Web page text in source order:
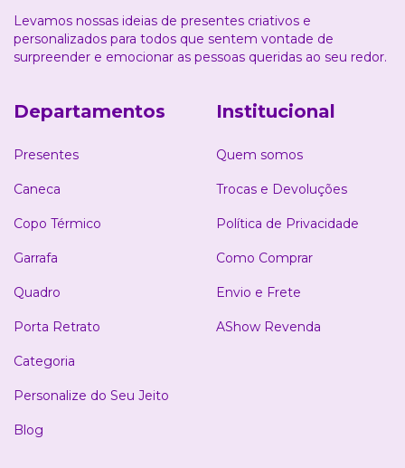
Levamos nossas ideias de presentes criativos e
personalizados para todos que sentem vontade de
surpreender e emocionar as pessoas queridas ao seu redor.
Departamentos
Presentes
Caneca
Copo Térmico
Garrafa
Quadro
Porta Retrato
Categoria
Personalize do Seu Jeito
Blog
Institucional
Quem somos
Trocas e Devoluções
Política de Privacidade
Como Comprar
Envio e Frete
AShow Revenda